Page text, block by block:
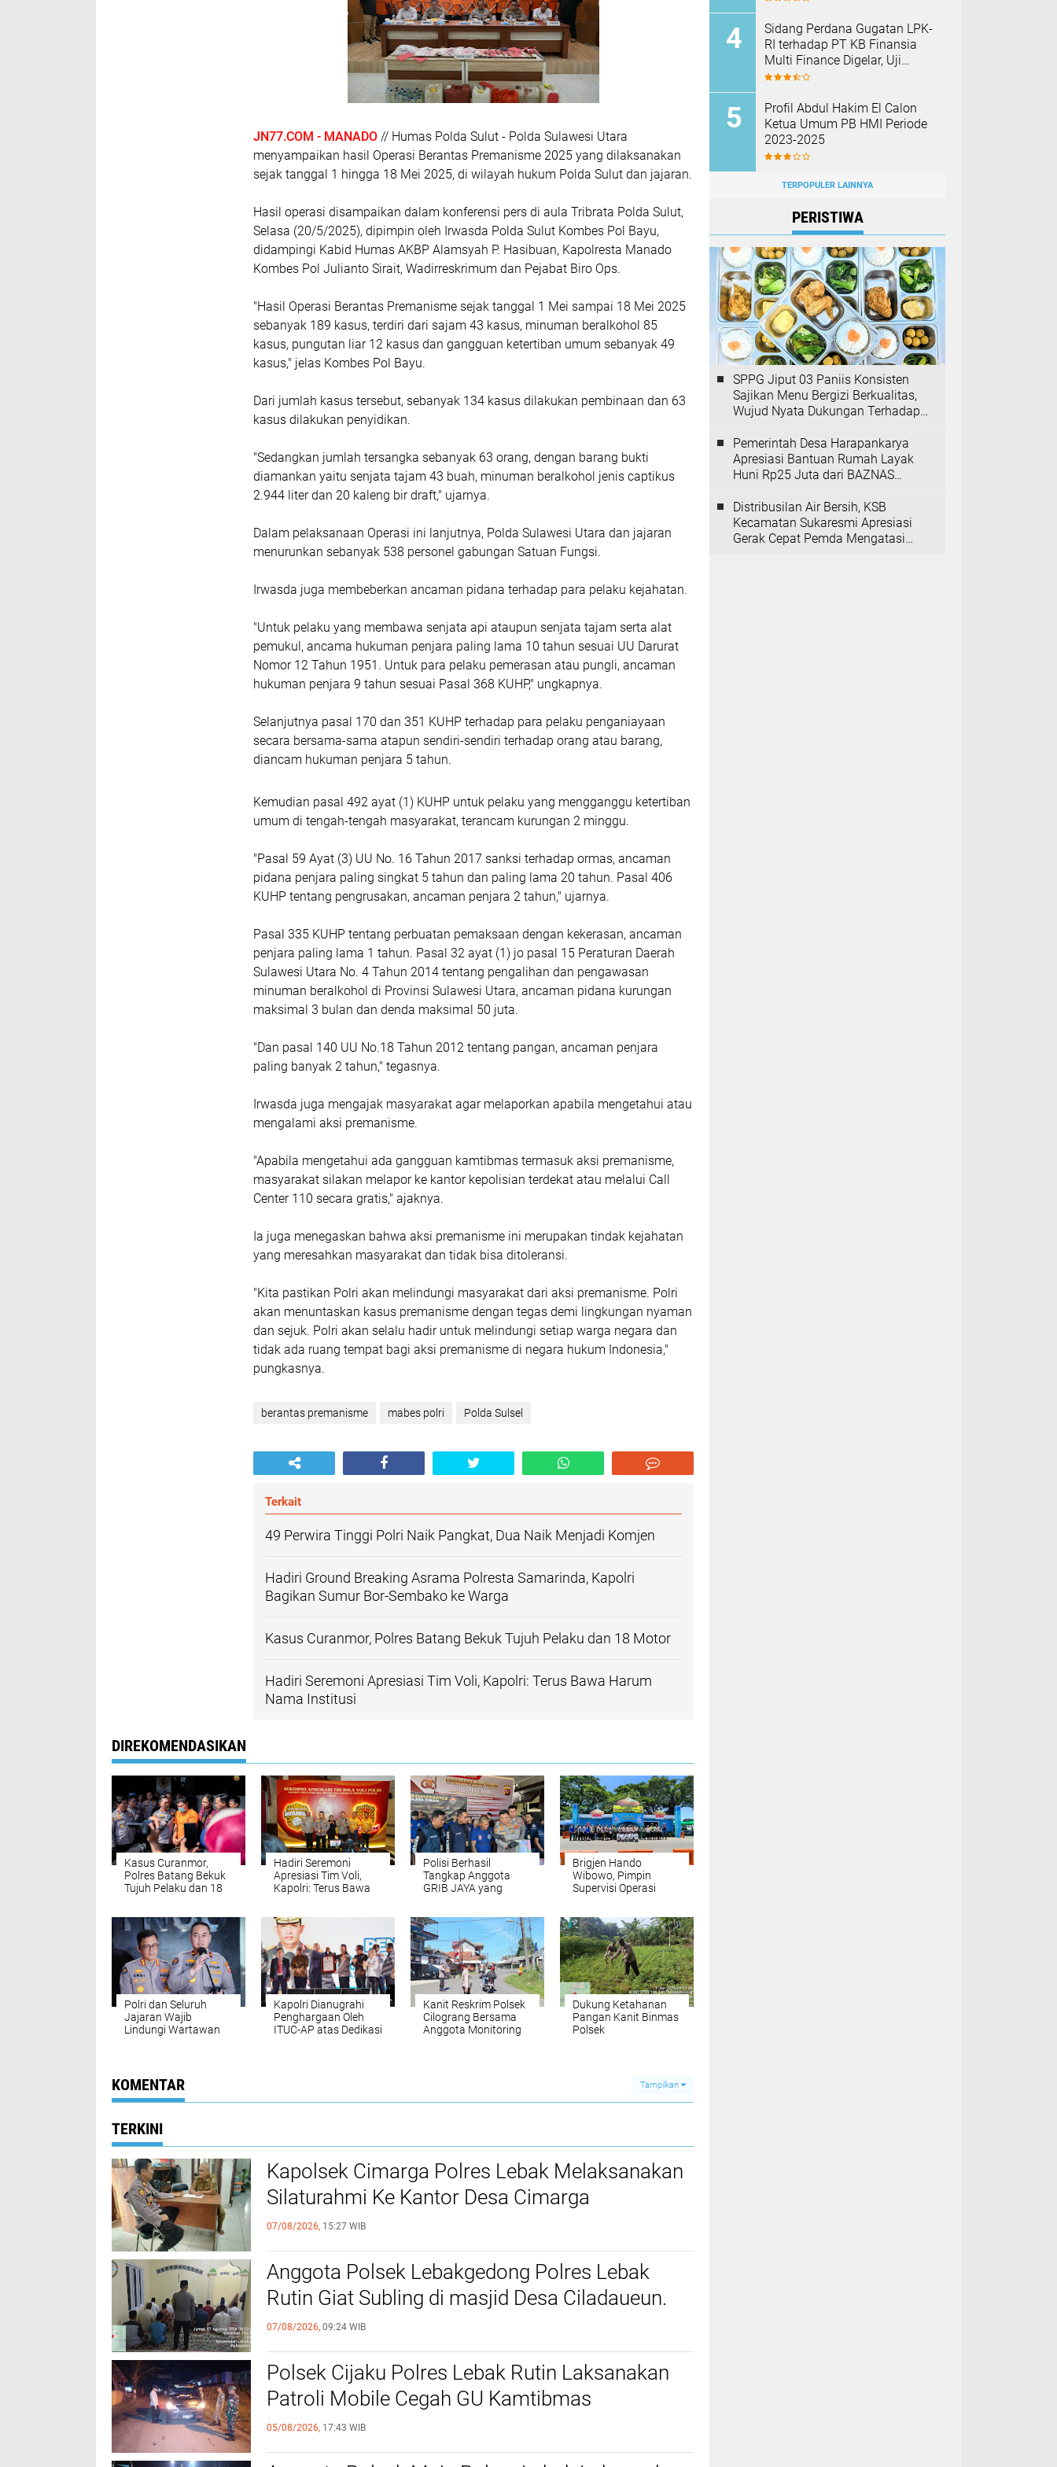
JN77.COM - MANADO // Humas Polda Sulut - Polda Sulawesi Utara
menyampaikan hasil Operasi Berantas Premanisme 2025 yang dilaksanakan
sejak tanggal 1 hingga 18 Mei 2025, di wilayah hukum Polda Sulut dan jajaran.
Hasil operasi disampaikan dalam konferensi pers di aula Tribrata Polda Sulut,
Selasa (20/5/2025), dipimpin oleh Irwasda Polda Sulut Kombes Pol Bayu,
didampingi Kabid Humas AKBP Alamsyah P. Hasibuan, Kapolresta Manado
Kombes Pol Julianto Sirait, Wadirreskrimum dan Pejabat Biro Ops.
"Hasil Operasi Berantas Premanisme sejak tanggal 1 Mei sampai 18 Mei 2025
sebanyak 189 kasus, terdiri dari sajam 43 kasus, minuman beralkohol 85
kasus, pungutan liar 12 kasus dan gangguan ketertiban umum sebanyak 49
kasus," jelas Kombes Pol Bayu.
Dari jumlah kasus tersebut, sebanyak 134 kasus dilakukan pembinaan dan 63
kasus dilakukan penyidikan.
"Sedangkan jumlah tersangka sebanyak 63 orang, dengan barang bukti
diamankan yaitu senjata tajam 43 buah, minuman beralkohol jenis captikus
2.944 liter dan 20 kaleng bir draft," ujarnya.
Dalam pelaksanaan Operasi ini lanjutnya, Polda Sulawesi Utara dan jajaran
menurunkan sebanyak 538 personel gabungan Satuan Fungsi.
Irwasda juga membeberkan ancaman pidana terhadap para pelaku kejahatan.
"Untuk pelaku yang membawa senjata api ataupun senjata tajam serta alat
pemukul, ancama hukuman penjara paling lama 10 tahun sesuai UU Darurat
Nomor 12 Tahun 1951. Untuk para pelaku pemerasan atau pungli, ancaman
hukuman penjara 9 tahun sesuai Pasal 368 KUHP," ungkapnya.
Selanjutnya pasal 170 dan 351 KUHP terhadap para pelaku penganiayaan
secara bersama-sama atapun sendiri-sendiri terhadap orang atau barang,
diancam hukuman penjara 5 tahun.
Kemudian pasal 492 ayat (1) KUHP untuk pelaku yang mengganggu ketertiban
umum di tengah-tengah masyarakat, terancam kurungan 2 minggu.
"Pasal 59 Ayat (3) UU No. 16 Tahun 2017 sanksi terhadap ormas, ancaman
pidana penjara paling singkat 5 tahun dan paling lama 20 tahun. Pasal 406
KUHP tentang pengrusakan, ancaman penjara 2 tahun," ujarnya.
Pasal 335 KUHP tentang perbuatan pemaksaan dengan kekerasan, ancaman
penjara paling lama 1 tahun. Pasal 32 ayat (1) jo pasal 15 Peraturan Daerah
Sulawesi Utara No. 4 Tahun 2014 tentang pengalihan dan pengawasan
minuman beralkohol di Provinsi Sulawesi Utara, ancaman pidana kurungan
maksimal 3 bulan dan denda maksimal 50 juta.
"Dan pasal 140 UU No.18 Tahun 2012 tentang pangan, ancaman penjara
paling banyak 2 tahun," tegasnya.
Irwasda juga mengajak masyarakat agar melaporkan apabila mengetahui atau
mengalami aksi premanisme.
"Apabila mengetahui ada gangguan kamtibmas termasuk aksi premanisme,
masyarakat silakan melapor ke kantor kepolisian terdekat atau melalui Call
Center 110 secara gratis," ajaknya.
Ia juga menegaskan bahwa aksi premanisme ini merupakan tindak kejahatan
yang meresahkan masyarakat dan tidak bisa ditoleransi.
"Kita pastikan Polri akan melindungi masyarakat dari aksi premanisme. Polri
akan menuntaskan kasus premanisme dengan tegas demi lingkungan nyaman
dan sejuk. Polri akan selalu hadir untuk melindungi setiap warga negara dan
tidak ada ruang tempat bagi aksi premanisme di negara hukum Indonesia,"
pungkasnya.
berantas premanisme mabes polri Polda Sulsel
Terkait
49 Perwira Tinggi Polri Naik Pangkat, Dua Naik Menjadi Komjen
Hadiri Ground Breaking Asrama Polresta Samarinda, Kapolri
Bagikan Sumur Bor-Sembako ke Warga
Kasus Curanmor, Polres Batang Bekuk Tujuh Pelaku dan 18 Motor
Hadiri Seremoni Apresiasi Tim Voli, Kapolri: Terus Bawa Harum
Nama Institusi
DIREKOMENDASIKAN
Kasus Curanmor,
Polres Batang Bekuk
Tujuh Pelaku dan 18
Hadiri Seremoni
Apresiasi Tim Voli,
Kapolri: Terus Bawa
Polisi Berhasil
Tangkap Anggota
GRIB JAYA yang
Bandung Barat
Brigjen Hando
Wibowo, Pimpin
Supervisi Operasi
Polri dan Seluruh
Jajaran Wajib
Lindungi Wartawan
Kapolri Dianugrahi
Penghargaan Oleh
ITUC-AP atas Dedikasi
Kanit Reskrim Polsek
Cilograng Bersama
Anggota Monitoring
Dukung Ketahanan
Pangan Kanit Binmas
Polsek
KOMENTAR Tampilkan
TERKINI
Kapolsek Cimarga Polres Lebak Melaksanakan
Silaturahmi Ke Kantor Desa Cimarga
07/08/2026, 15:27 WIB
Anggota Polsek Lebakgedong Polres Lebak
Rutin Giat Subling di masjid Desa Ciladaueun.
07/08/2026, 09:24 WIB
Polsek Cijaku Polres Lebak Rutin Laksanakan
Patroli Mobile Cegah GU Kamtibmas
05/08/2026, 17:43 WIB
Sidang Perdana Gugatan LPK-
RI terhadap PT KB Finansia
Multi Finance Digelar, Uji
Mekanisme Jaminan Fidusia
Profil Abdul Hakim El Calon
Ketua Umum PB HMI Periode
2023-2025
TERPOPULER LAINNYA
PERISTIWA
SPPG Jiput 03 Paniis Konsisten
Sajikan Menu Bergizi Berkualitas,
Wujud Nyata Dukungan Terhadap
Pemerintah Desa Harapankarya
Apresiasi Bantuan Rumah Layak
Huni Rp25 Juta dari BAZNAS
Distribusilan Air Bersih, KSB
Kecamatan Sukaresmi Apresiasi
Gerak Cepat Pemda Mengatasi